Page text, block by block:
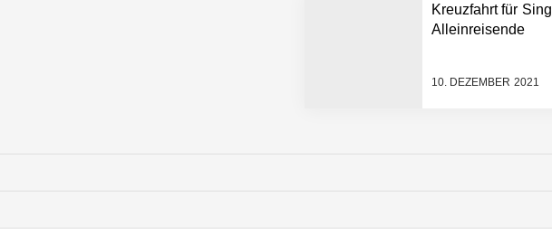
Kreuzfahrt für
Alleinreisende
10. DEZEMBER 2021